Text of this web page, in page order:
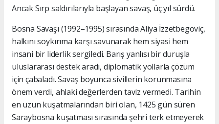
Ancak Sırp saldırılarıyla başlayan savaş, üç yıl sürdü.
Bosna Savaşı (1992–1995) sırasında Aliya İzzetbegoviç,
halkını soykırıma karşı savunarak hem siyasi hem
insani bir liderlik sergiledi. Barış yanlısı bir duruşla
uluslararası destek aradı, diplomatik yollarla çözüm
için çabaladı. Savaş boyunca sivillerin korunmasına
önem verdi, ahlaki değerlerden taviz vermedi. Tarihin
en uzun kuşatmalarından biri olan, 1425 gün süren
Saraybosna kuşatması sırasında şehri terk etmeyerek